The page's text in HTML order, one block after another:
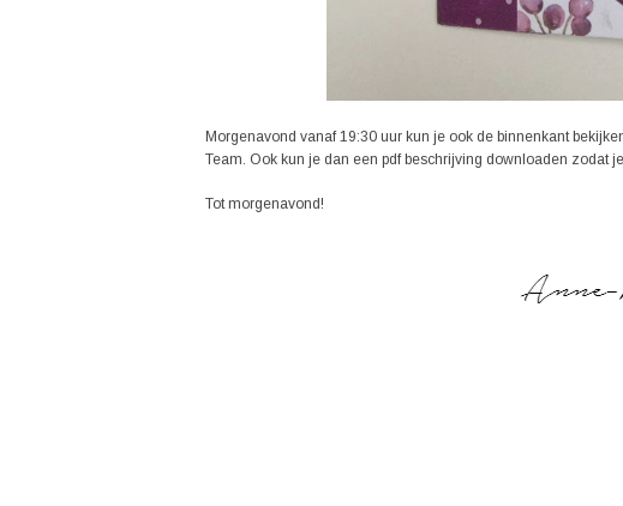
Morgenavond vanaf 19:30 uur kun je ook de binnenkant
Team. Ook kun je dan een pdf beschrijving downloaden zodat
Tot morgenavond!